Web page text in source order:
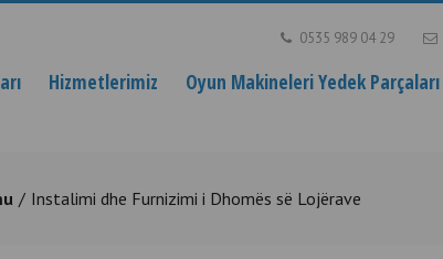
0535 989 04 29
Hizmetlerimiz Oyun Makineleri Yedek Parçaları
Instalimi dhe Furnizimi i Dhomës së Lojërave